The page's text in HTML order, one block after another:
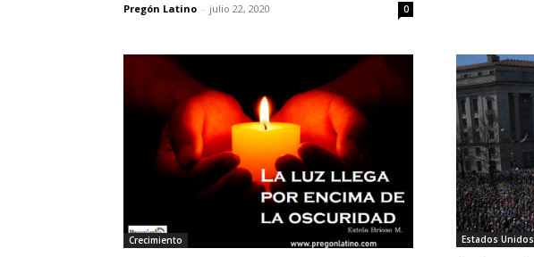
Pregón Latino - julio 22, 2020 0
Crecimiento Estados Unidos